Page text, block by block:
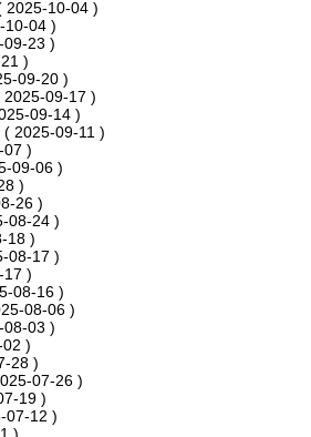
2025-10-04 )
10-04 )
09-23 )
)
09-20 )
2025-09-17 )
09-14 )
( 2025-09-11 )
07 )
09-06 )
)
26 )
08-24 )
18 )
08-17 )
17 )
08-16 )
08-06 )
08-03 )
)
28 )
07-26 )
19 )
07-12 )
)